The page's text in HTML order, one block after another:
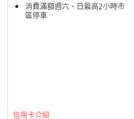
消費滿額週六、日最高2小時市
區停車
信用卡介紹